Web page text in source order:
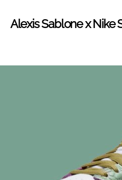
Alexis Sablone x Nike